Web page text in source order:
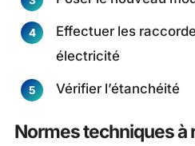
Effectuer les
électricité
Vérifier l’étanchéité
Normes techniques à